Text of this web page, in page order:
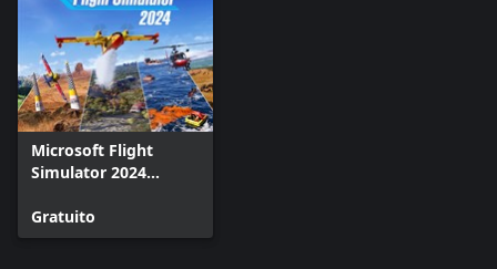
Microsoft Flight
Simulator 2024
Gratuito